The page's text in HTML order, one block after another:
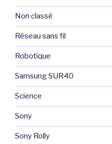
Non classé
Réseau sans fil
Robotique
Samsung SUR40
Science
Sony
Sony Rolly